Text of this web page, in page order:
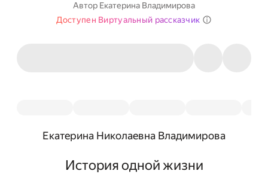
Автор Екатерина Владимирова
Доступен Виртуальный рассказчик
Екатерина Николаевна Владимирова
История одной жизни